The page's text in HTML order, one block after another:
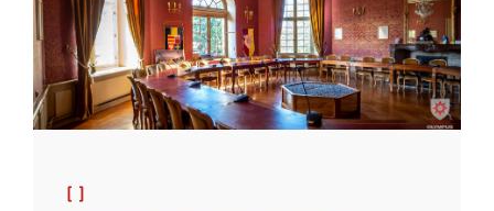
[ ]